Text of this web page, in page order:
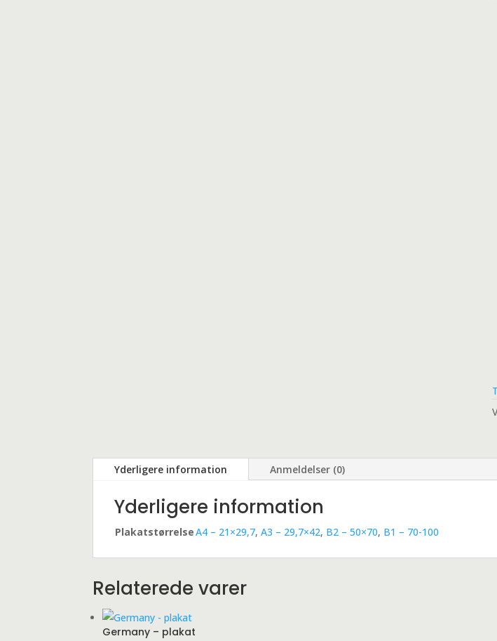
Yderligere information Anmeldelser (0)
Yderligere information
PlakatstørrelseA4 – 21×29,7, A3 – 29,7×42, B2 – 50×70, B1 – 70-100
Relaterede varer
Germany – plakat